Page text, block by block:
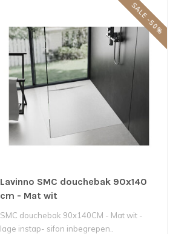
SALE -50%
Lavinno SMC douchebak 90x140
cm - Mat wit
SMC douchebak 90x140CM - Mat wit -
lage instap- sifon inbegrepen..